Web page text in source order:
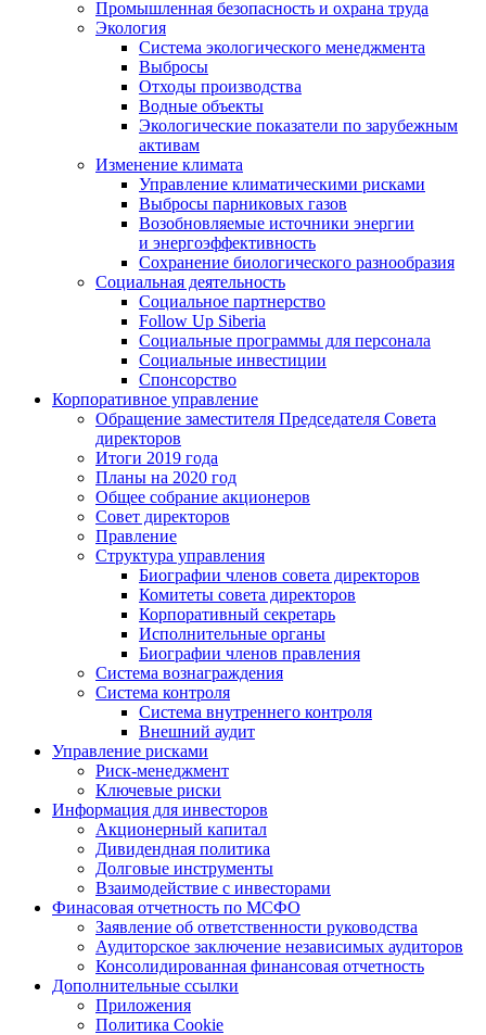
Промышленная безопасность и охрана труда
Экология
Система экологического менеджмента
Выбросы
Отходы производства
Водные объекты
Экологические показатели по зарубежным
активам
Изменение климата
Управление климатическими рисками
Выбросы парниковых газов
Возобновляемые источники энергии
и энергоэффективность
Сохранение биологического разнообразия
Социальная деятельность
Социальное партнерство
Follow Up Siberia
Социальные программы для персонала
Социальные инвестиции
Спонсорство
Корпоративное управление
Обращение заместителя Председателя Совета
директоров
Итоги 2019 года
Планы на 2020 год
Общее собрание акционеров
Совет директоров
Правление
Структура управления
Биографии членов совета директоров
Комитеты совета директоров
Корпоративный секретарь
Исполнительные органы
Биографии членов правления
Система вознаграждения
Система контроля
Система внутреннего контроля
Внешний аудит
Управление рисками
Риск-менеджмент
Ключевые риски
Информация для инвесторов
Акционерный капитал
Дивидендная политика
Долговые инструменты
Взаимодействие с инвеcторами
Финасовая отчетность по МСФО
Заявление об ответственности руководства
Аудиторское заключение независимых аудиторов
Консолидированная финансовая отчетность
Дополнительные ссылки
Приложения
Политика Cookie